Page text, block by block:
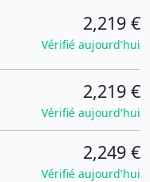
2,219 €
Vérifié aujourd'hui
2,219 €
Vérifié aujourd'hui
2,249 €
Vérifié aujourd'hui